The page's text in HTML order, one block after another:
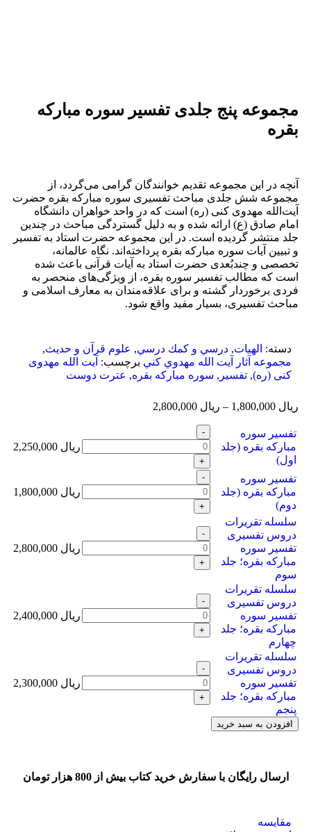
مجموعه پنج جلدی تفسیر سوره مبارکه
بقره
آنچه در این مجموعه تقدیم خوانندگان گرامی می‌گردد، از
مجموعه شش جلدی مباحث تفسیری سوره مبارکه بقره حضرت
آیت‌الله مهدوی کنی (ره) است که در واحد خواهران دانشگاه
امام صادق (ع) ارائه شده و به دلیل گستردگی مباحث در چندین
جلد منتشر گردیده است. در این مجموعه حضرت استاد به تفسیر
و تبیین آیات سوره مبارکه بقره پرداخته‌اند. نگاه عالمانه،
تخصصی و چندبُعدی حضرت استاد به آیات قرآنی باعث شده
است که مطالب تفسیر سوره بقره، از ویژگی‌های منحصر به
فردی برخوردار گشته و برای علاقه‌مندان به معارف اسلامی و
مباحث تفسیری، بسیار مفید واقع شود.
دسته: الهيات, درسي و كمك درسي, علوم قرآن و حدیث,
مجموعه آثار آيت الله مهدوي كني برچسب: آیت الله مهدوی
کنی (ره), تفسیر , سوره مبارکه بقره, عترت دوست
ریال – ریال
تفسیر سوره
مبارکه بقره (جلد
اول)
ریال
تفسیر سوره
مبارکه بقره (جلد
دوم)
ریال
سلسله تقریرات
دروس تفسيری
تفسير سوره
مباركه بقره؛ جلد
سوم
ریال
سلسله تقریرات
دروس تفسیری
تفسیر سوره
مبارکه بقره؛ جلد
چهارم
ریال
سلسله تقریرات
دروس تفسیری
تفسیر سوره
مبارکه بقره؛ جلد
پنجم
ریال
افزودن به سبد خرید
ارسال رایگان با سفارش خرید کتاب بیش از 800 هزار تومان
مقایسه